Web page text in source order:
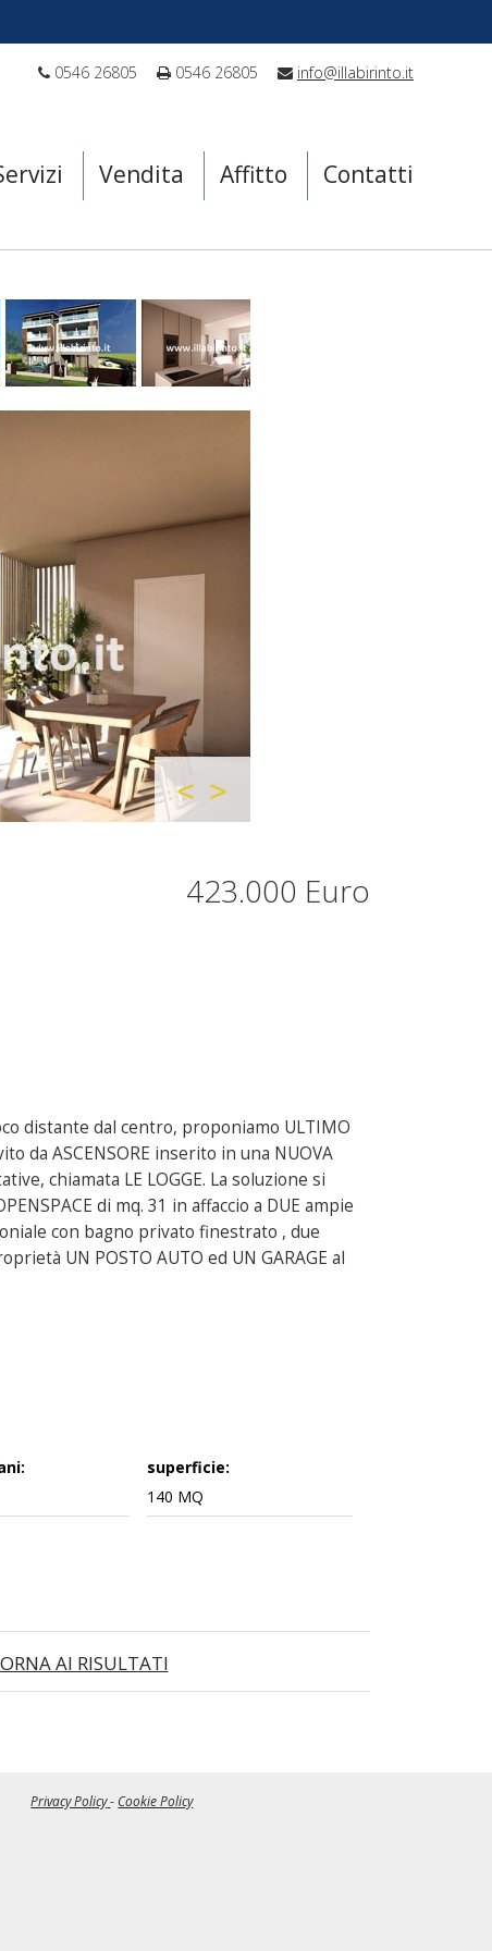
0546 26805 0546 26805 info@illabirinto.it
Vendita Affitto Contatti
423.000 Euro
distante dal centro, proponiamo ULTIMO
da ASCENSORE inserito in una NUOVA
chiamata LE LOGGE. La soluzione si
di mq. 31 in affaccio a DUE ampie
con bagno privato finestrato , due
UN POSTO AUTO ed UN GARAGE al
superficie:
140 MQ
AI RISULTATI
Privacy Policy- Cookie Policy